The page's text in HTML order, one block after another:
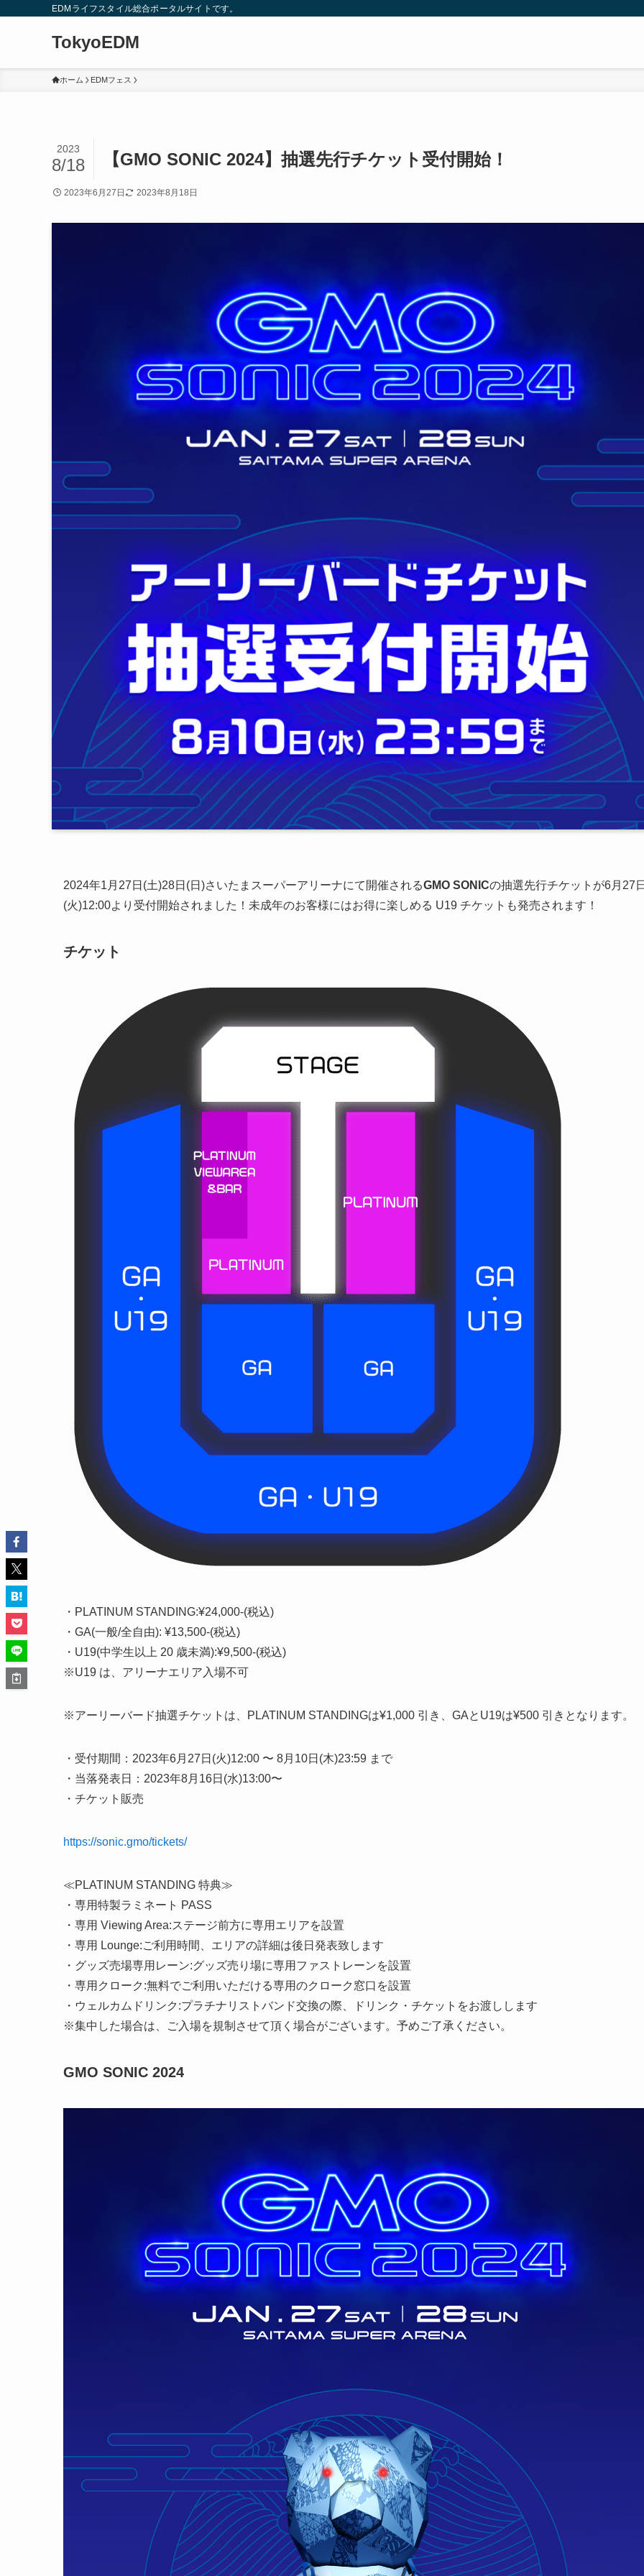
EDMライフスタイル総合ポータルサイトです。
TokyoEDM
ホーム EDMフェス
【GMO SONIC 2024】抽選先行チケット受付開始！
2023
8/18
2023年6月27日 2023年8月18日
2024年1月27日(土)28日(日)さいたまスーパーアリーナにて開催されるGMO SONICの抽選先行チケットが6月27
(火)12:00より受付開始されました！未成年のお客様にはお得に楽しめる U19 チケットも発売されます！
チケット
・PLATINUM STANDING:¥24,000-(税込)
・GA(一般/全自由): ¥13,500-(税込)
・U19(中学生以上 20 歳未満):¥9,500-(税込)
※U19 は、アリーナエリア入場不可
※アーリーバード抽選チケットは、PLATINUM STANDINGは¥1,000 引き、GAとU19は¥500 引きとなります。
・受付期間：2023年6月27日(火)12:00 〜 8月10日(木)23:59 まで
・当落発表日：2023年8月16日(水)13:00〜
・チケット販売
https://sonic.gmo/tickets/
≪PLATINUM STANDING 特典≫
・専用特製ラミネート PASS
・専用 Viewing Area:ステージ前方に専用エリアを設置
・専用 Lounge:ご利用時間、エリアの詳細は後日発表致します
・グッズ売場専用レーン:グッズ売り場に専用ファストレーンを設置
・専用クローク:無料でご利用いただける専用のクローク窓口を設置
・ウェルカムドリンク:プラチナリストバンド交換の際、ドリンク・チケットをお渡しします
※集中した場合は、ご入場を規制させて頂く場合がございます。予めご了承ください。
GMO SONIC 2024